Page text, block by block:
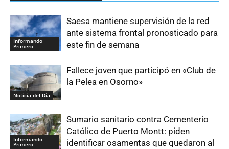
Informando
Primero
Saesa mantiene supervisión de la red
ante sistema frontal pronosticado para
este fin de semana
Noticia del Día
Fallece joven que participó en «Club de
la Pelea en Osorno»
Informando
Primero
Sumario sanitario contra Cementerio
Católico de Puerto Montt: piden
identificar osamentas que quedaron al